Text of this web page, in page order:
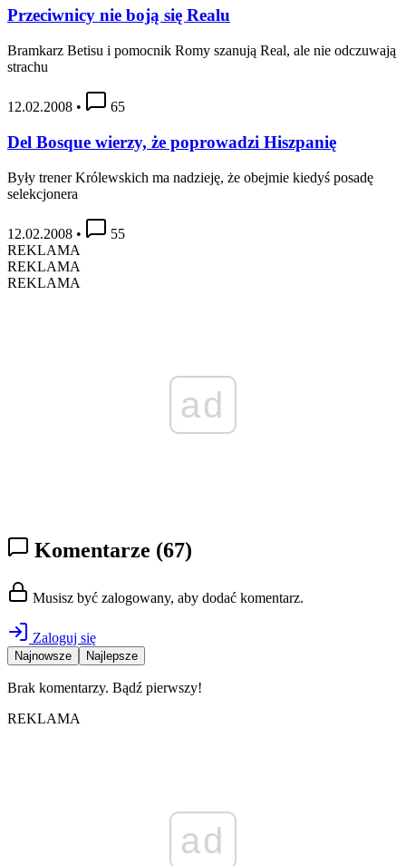
Przeciwnicy nie boją się Realu
Bramkarz Betisu i pomocnik Romy szanują Real, ale nie odczuwają
strachu
12.02.2008 • 65
Del Bosque wierzy, że poprowadzi Hiszpanię
Były trener Królewskich ma nadzieję, że obejmie kiedyś posadę
selekcjonera
12.02.2008 •
55
REKLAMA
REKLAMA
REKLAMA
ad
Komentarze (67)
Musisz być zalogowany, aby dodać komentarz.
Zaloguj się
Najnowsze Najlepsze
Brak komentarzy. Bądź pierwszy!
REKLAMA
ad